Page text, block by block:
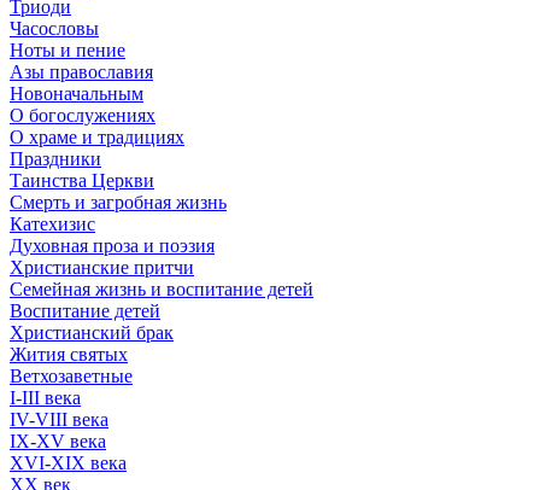
Триоди
Часословы
Ноты и пение
Азы православия
Новоначальным
О богослужениях
О храме и традициях
Праздники
Таинства Церкви
Смерть и загробная жизнь
Катехизис
Духовная проза и поэзия
Христианские притчи
Семейная жизнь и воспитание детей
Воспитание детей
Христианский брак
Жития святых
Ветхозаветные
I-III века
IV-VIII века
IX-XV века
XVI-XIX века
XX век